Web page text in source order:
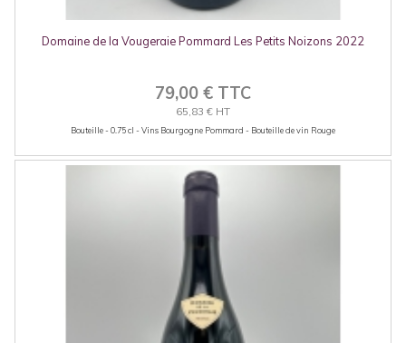
Domaine de la Vougeraie Pommard Les Petits Noizons 2022
79,00 € TTC
65,83 € HT
Bouteille - 0.75 cl - Vins Bourgogne Pommard - Bouteille de vin Rouge